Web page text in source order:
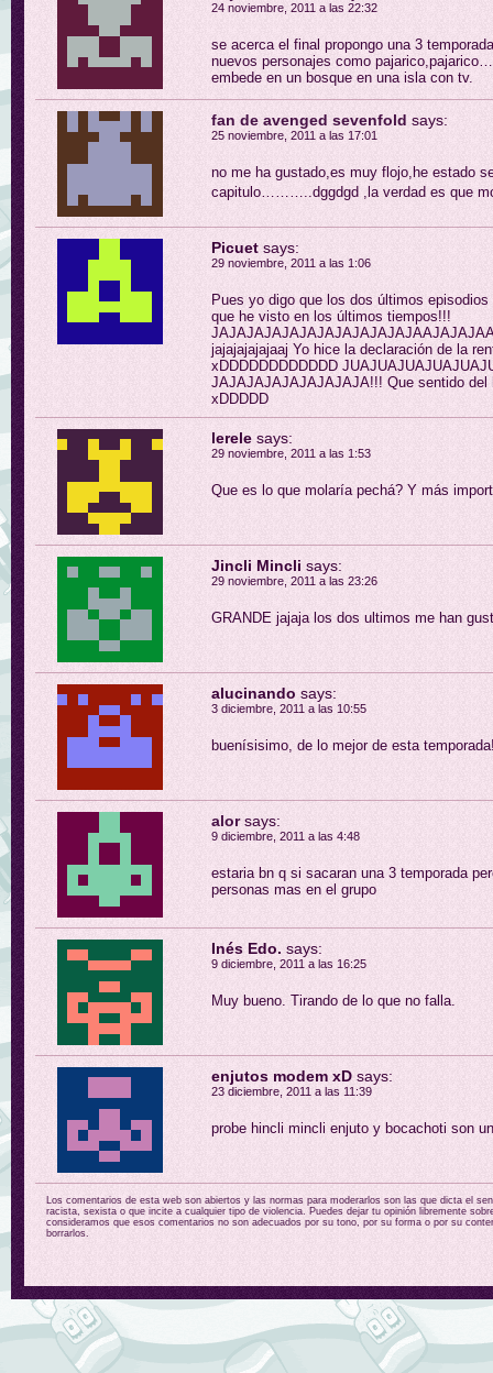
24 noviembre, 2011 a las 22:32
se acerca el final propongo una 3
nuevos personajes como
embede en un bosque en una isla con tv.
fan de avenged sevenfold says:
25 noviembre, 2011 a las 17:01
no me ha gustado,es muy flojo,he estado
capitulo………..dggdgd ,la verdad es que
Picuet says:
29 noviembre, 2011 a las 1:06
Pues yo digo que los dos últimos
que he visto en los últimos tiempos!!!
jajajajajajaaj Yo hice la declaración de la
xDDDDDDDDDDDD
JAJAJAJAJAJAJAJAJA!!! Que sentido
xDDDDD
lerele says:
29 noviembre, 2011 a las 1:53
Que es lo que molaría pechá? Y más
Jincli Mincli says:
29 noviembre, 2011 a las 23:26
GRANDE jajaja los dos ultimos me han
alucinando says:
3 diciembre, 2011 a las 10:55
buenísisimo, de lo mejor de esta
alor says:
9 diciembre, 2011 a las 4:48
estaria bn q si sacaran una 3 temporada
personas mas en el grupo
Inés Edo. says:
9 diciembre, 2011 a las 16:25
Muy bueno. Tirando de lo que no falla.
enjutos modem xD says:
23 diciembre, 2011 a las 11:39
probe hincli mincli enjuto y bocachoti son
Los comentarios de esta web son abiertos y las normas para moderarlos son las que dicta el
racista, sexista o que incite a cualquier tipo de violencia. Puedes dejar tu opinión libremente
consideramos que esos comentarios no son adecuados por su tono, por su forma o por su
borrarlos.